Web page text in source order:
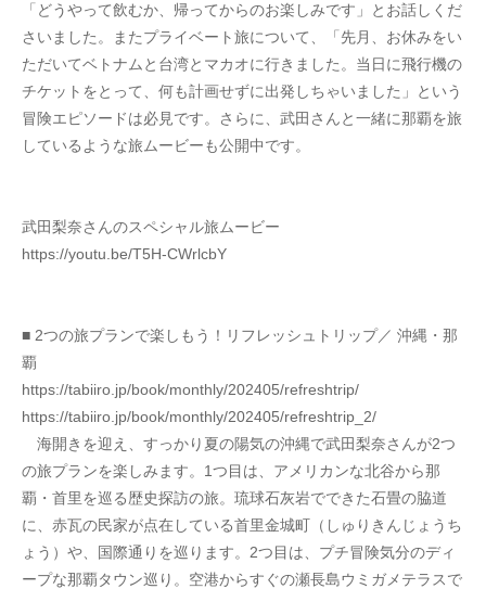
「どうやって飲むか、帰ってからのお楽しみです」とお話しくだ
さいました。またプライベート旅について、「先月、お休みをい
ただいてベトナムと台湾とマカオに行きました。当日に飛行機の
チケットをとって、何も計画せずに出発しちゃいました」という
冒険エピソードは必見です。さらに、武田さんと一緒に那覇を旅
しているような旅ムービーも公開中です。
武田梨奈さんのスペシャル旅ムービー
https://youtu.be/T5H-CWrlcbY
■ 2つの旅プランで楽しもう！リフレッシュトリップ／ 沖縄・那
覇
https://tabiiro.jp/book/monthly/202405/refreshtrip/
https://tabiiro.jp/book/monthly/202405/refreshtrip_2/
海開きを迎え、すっかり夏の陽気の沖縄で武田梨奈さんが2つ
の旅プランを楽しみます。1つ目は、アメリカンな北谷から那
覇・首里を巡る歴史探訪の旅。琉球石灰岩でできた石畳の脇道
に、赤瓦の民家が点在している首里金城町（しゅりきんじょうち
ょう）や、国際通りを巡ります。2つ目は、プチ冒険気分のディ
ープな那覇タウン巡り。空港からすぐの瀬長島ウミガメテラスで